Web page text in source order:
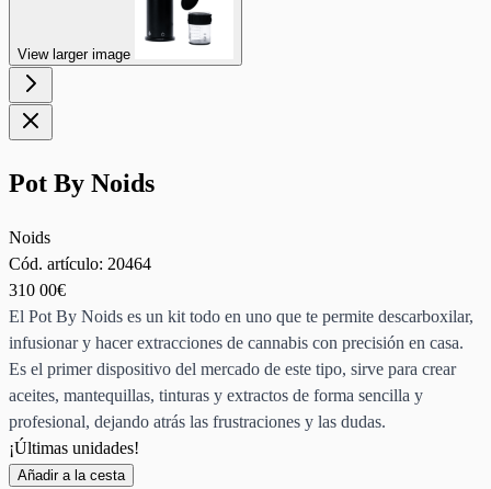
View larger image
Pot By Noids
Noids
Cód. artículo: 20464
310 00€
El Pot By Noids es un kit todo en uno que te permite descarboxilar,
infusionar y hacer extracciones de cannabis con precisión en casa.
Es el primer dispositivo del mercado de este tipo, sirve para crear
aceites, mantequillas, tinturas y extractos de forma sencilla y
profesional, dejando atrás las frustraciones y las dudas.
¡Últimas unidades!
Añadir a la cesta